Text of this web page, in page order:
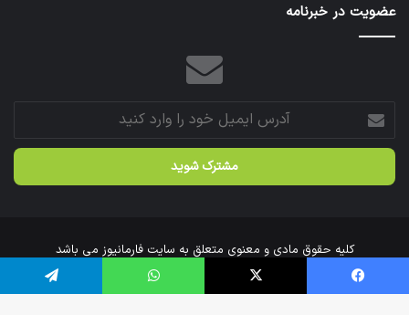
عضویت در خبرنامه
آدرس
ایمیل
خود
وارد
کلیه حقوق مادی و معنوی متعلق به سایت فارمانیوز می باشد
خانه
ارتباط با ما
فیس بوک X واتس آپ تلگرام